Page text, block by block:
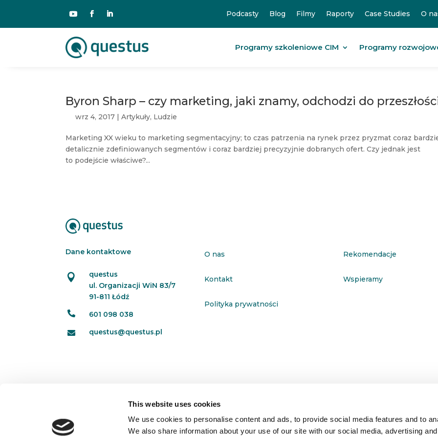
This website uses cookies
We use cookies to personalise content and ads, to provide social media features and to
We also share information about your use of our site with our social media, advertising
Podcasty Blog Filmy Raporty Case Studies O
Programy szkoleniowe CIM Programy
Byron Sharp – czy marketing, jaki znamy, odchodzi do
wrz 4, 2017 |Artykuły, Ludzie
Marketing XX wieku to marketing segmentacyjny; to czas patrzenia na rynek przez pryzmat coraz
detalicznie zdefiniowanych segmentów i coraz bardziej precyzyjnie dobranych ofert. Czy jednak jest
to podejście właściwe?...
Dane kontaktowe

questus
ul. Organizacji WiN 83/7
91-811 Łódź
 601 098 038
 questus@questus.pl
O nas
Kontakt
Polityka prywatności
Rekomendacje
Wspieramy